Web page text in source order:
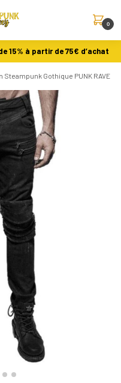
0
15% à partir de 75€ d’achat
Steampunk Gothique PUNK RAVE